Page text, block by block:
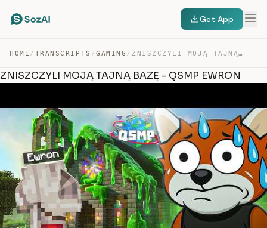
Get App
HOME / TRANSCRIPTS /GAMING / ZNISZCZYLI MOJĄ TAJNĄ BAZĘ – QSMP EWRON — TRANSCRIPT
ZNISZCZYLI MOJĄ TAJNĄ BAZĘ - QSMP EWRON